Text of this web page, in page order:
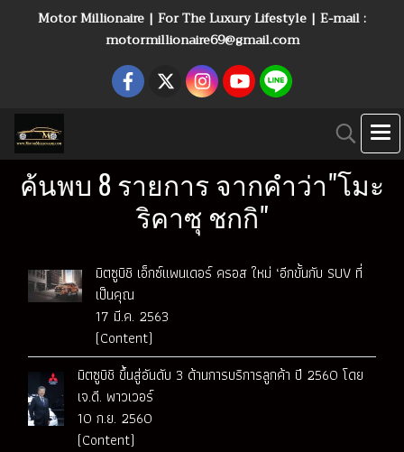
Motor Millionaire | For The Luxury Lifestyle | E-mail :
motormillionaire69@gmail.com
ค้นพบ 8 รายการ จากคำว่า"โมะ
ริคาซุ ชกกิ"
มิตซูบิชิ เอ็กซ์แพนเดอร์ ครอส ใหม่ ‘อีกขั้นกับ SUV ที่
เป็นคุณ
17 มี.ค. 2563
(Content)
มิตซูบิชิ ขึ้นสู่อันดับ 3 ด้านการบริการลูกค้า ปี 2560 โดย
เจ.ดี. พาวเวอร์
10 ก.ย. 2560
(Content)